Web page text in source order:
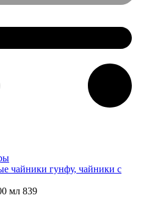
чайники гунфу, чайники с
мл 839